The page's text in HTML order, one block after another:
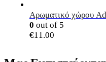
Αρωματικό χώρου
0 out of 5
€11.00